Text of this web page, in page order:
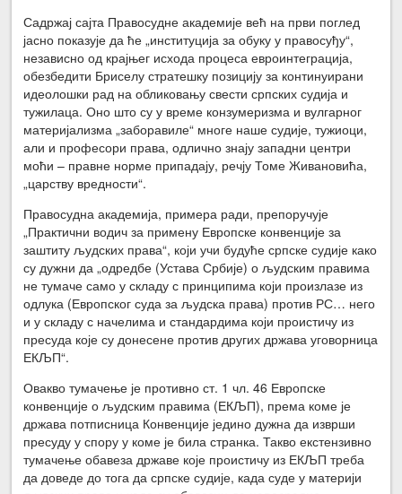
Садржај сајта Правосудне академије већ на први поглед
јасно показује да ће „институција за обуку у правосуђу“,
независно од крајњег исхода процеса евроинтеграција,
обезбедити Бриселу стратешку позицију за континуирани
идеолошки рад на обликовању свести српских судија и
тужилаца. Оно што су у време конзумеризма и вулгарног
материјализма „заборавиле“ многе наше судије, тужиоци,
али и професори права, одлично знају западни центри
моћи – правне норме припадају, речју Томе Живановића,
„царству вредности“.
Правосудна академија, примера ради, препоручује
„Практични водич за примену Европске конвенције за
заштиту људских права“, који учи будуће српске судије како
су дужни да „одредбе (Устава Србије) о људским правима
не тумаче само у складу с принципима који произлазе из
одлука (Европског суда за људска права) против РС… него
и у складу с начелима и стандардима који проистичу из
пресуда које су донесене против других држава уговорница
ЕКЉП“.
Овакво тумачење је противно ст. 1 чл. 46 Европске
конвенције о људским правима (ЕКЉП), према коме је
држава потписница Конвенције једино дужна да изврши
пресуду у спору у коме је била странка. Такво екстензивно
тумачење обавеза државе које проистичу из ЕКЉП треба
да доведе до тога да српске судије, када суде у материји